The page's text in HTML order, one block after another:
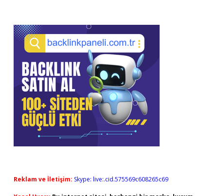
Reklam ve İletişim: Skype: live:.cid.575569c608265c69